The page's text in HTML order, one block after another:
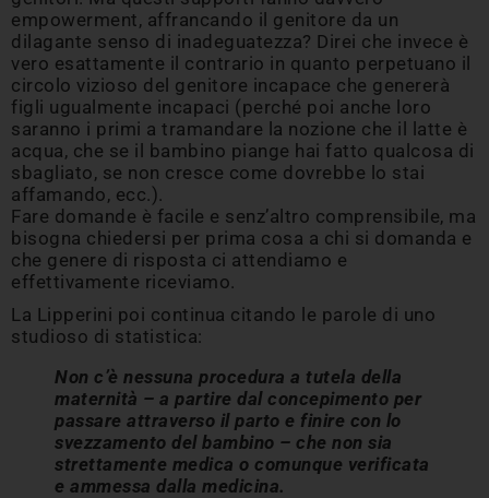
empowerment, affrancando il genitore da un
dilagante senso di inadeguatezza? Direi che invece è
vero esattamente il contrario in quanto perpetuano il
circolo vizioso del genitore incapace che genererà
figli ugualmente incapaci (perché poi anche loro
saranno i primi a tramandare la nozione che il latte è
acqua, che se il bambino piange hai fatto qualcosa di
sbagliato, se non cresce come dovrebbe lo stai
affamando, ecc.).
Fare domande è facile e senz’altro comprensibile, ma
bisogna chiedersi per prima cosa a chi si domanda e
che genere di risposta ci attendiamo e
effettivamente riceviamo.
La Lipperini poi continua citando le parole di uno
studioso di statistica:
Non c’è nessuna procedura a tutela della
maternità – a partire dal concepimento per
passare attraverso il parto e finire con lo
svezzamento del bambino – che non sia
strettamente medica o comunque verificata
e ammessa dalla medicina.